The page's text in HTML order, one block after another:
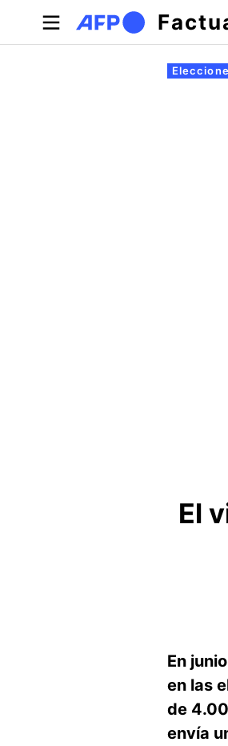
Pasar al contenido principal
Solapas
El
En
en las
de
envía